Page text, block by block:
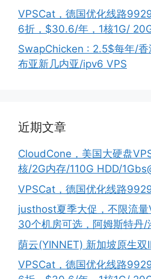
VPSCat，德国优化线路
6折，$30.6/年，1核1G/
SwapChicken : 2.5$每年/
布亚新几内亚/ipv6 VPS
近期文章
CloudCone，美国大硬盘
核/2G内存/110G HDD/
VPSCat，德国优化线路
justhost夏季大促，不限流量
30个机房可选，阿姆斯特丹
荫云(YINNET) 新加坡原生双
VPSCat，德国优化线路